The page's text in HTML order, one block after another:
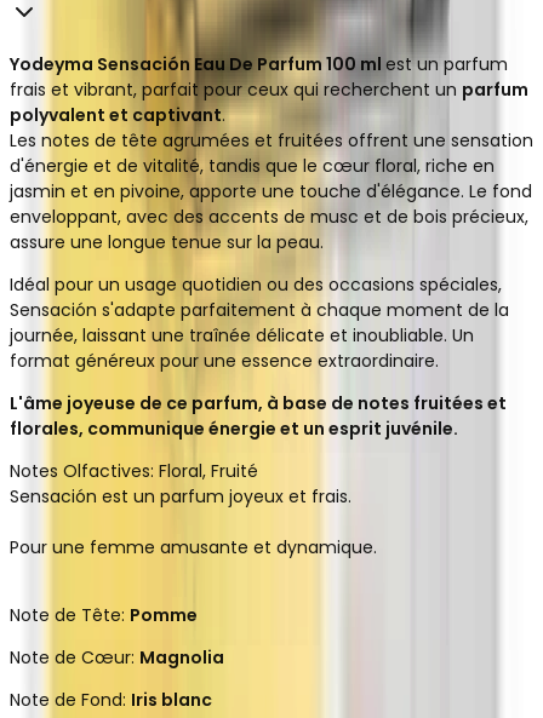
Yodeyma Sensación Eau De Parfum 100 ml est un parfum
frais et vibrant, parfait pour ceux qui recherchent un parfum
polyvalent et captivant.
Les notes de tête agrumées et fruitées offrent une sensation
d'énergie et de vitalité, tandis que le cœur floral, riche en
jasmin et en pivoine, apporte une touche d'élégance. Le fond
enveloppant, avec des accents de musc et de bois précieux,
assure une longue tenue sur la peau.
Idéal pour un usage quotidien ou des occasions spéciales,
Sensación s'adapte parfaitement à chaque moment de la
journée, laissant une traînée délicate et inoubliable. Un
format généreux pour une essence extraordinaire.
L'âme joyeuse de ce parfum, à base de notes fruitées et
florales, communique énergie et un esprit juvénile.
Notes Olfactives: Floral, Fruité
Sensación est un parfum joyeux et frais.
Pour une femme amusante et dynamique.
Note de Tête: Pomme
Note de Cœur: Magnolia
Note de Fond: Iris blanc